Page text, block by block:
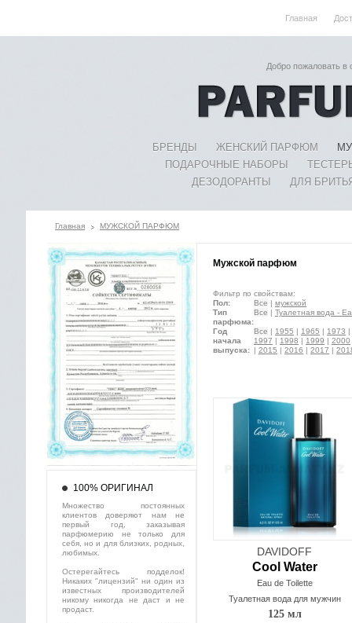
Главная
Добро пожаловать
БРЕНДЫ ЖЕНСКИЙ ПАРФЮМ
ПОДАРОЧНЫЕ НАБОРЫ
ДЕЗОДОРАНТЫ
ДЛЯ
Главная МУЖСКОЙ ПАРФЮМ
Мужской парфюм
Фильтр по свойствам:
Пол:
Все | мужской
Тип
парфюма:
Все | Туалетная вода -
Год
начала
выпуска:
Все | 1955 | 1965 | 1973 |
1997 | 1998 | 1999 | 2000
| 2015 | 2016 | 2017 |
DAVIDOFF
Cool Water
Eau de Toilette
Туалетная вода для мужчин
125 мл
100% ОРИГИНАЛ
Множество постоянных
клиентов доверяют нам не
первый год, заказывая
парфюмерию не только для
себя, но и для близких, родных,
любимых.
Остерегайтесь подделок!
Никаких "лицензий" ни один из
известных производителей
никому никогда не даст и не
продаст.